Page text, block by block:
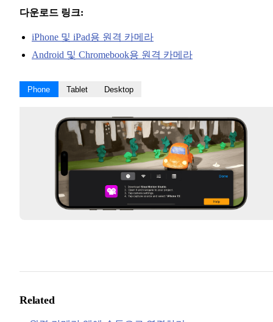
다운로드 링크:
iPhone 및 iPad용 원격 카메라
Android 및 Chromebook용 원격 카메라
Phone Tablet Desktop
Related